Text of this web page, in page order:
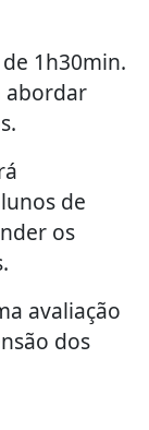
1h30min.
abordar
de
os
avaliação
dos